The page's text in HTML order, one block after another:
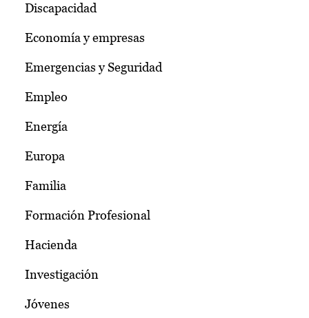
Discapacidad
Economía y empresas
Emergencias y Seguridad
Empleo
Energía
Europa
Familia
Formación Profesional
Hacienda
Investigación
Jóvenes